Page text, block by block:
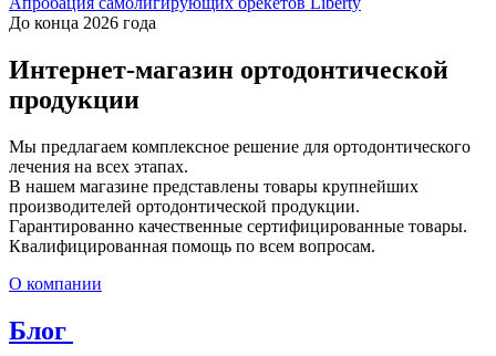
До конца 2026 года
Интернет-магазин ортодонтической
продукции
Мы предлагаем комплексное решение для ортодонтического
лечения на всех этапах.
В нашем магазине представлены товары крупнейших
производителей ортодонтической продукции.
Гарантированно качественные сертифицированные товары.
Квалифицированная помощь по всем вопросам.
О компании
Блог